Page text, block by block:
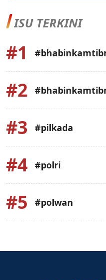
ISU TERKINI
#1
#2
#3 #pilkada
#4 #polri
#5 #polwan